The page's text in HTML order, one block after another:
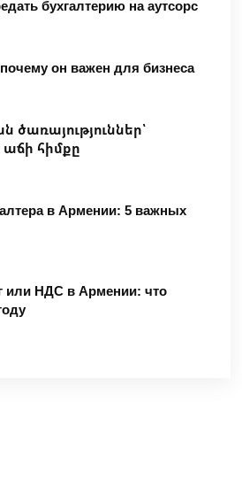
бухгалтерию на аутсорс
он важен для бизнеса
աճի հիմքը
в Армении: 5 важных
или НДС в Армении: что